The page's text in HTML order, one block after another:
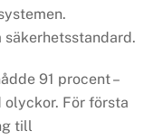
säkerhetsstandard.
91 procent –
För första
till